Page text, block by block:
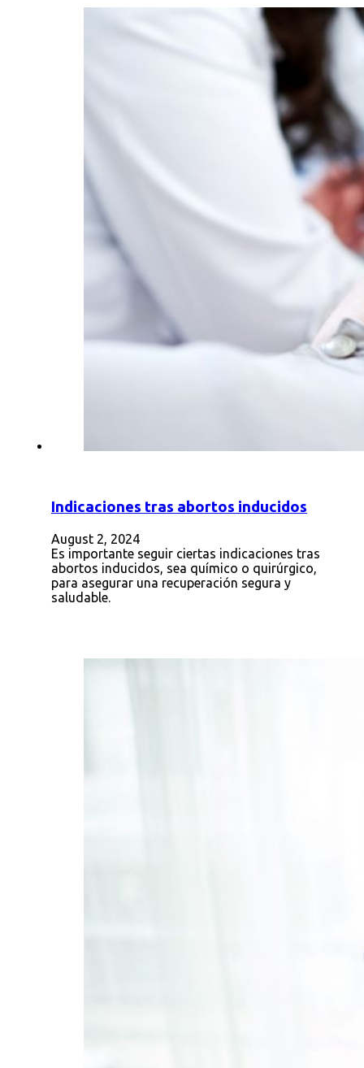
Indicaciones tras abortos inducidos
August 2, 2024
Es importante seguir ciertas indicaciones tras
abortos inducidos, sea químico o quirúrgico,
para asegurar una recuperación segura y
saludable.